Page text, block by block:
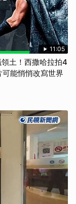
11:05
土！西撒哈拉拍4
能悄悄改寫世界